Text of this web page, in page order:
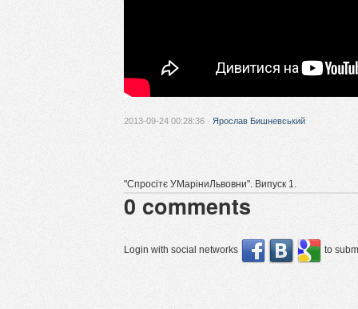
2013-09-24 00:28:36 · Ярослав Бишневський
"Спросітє УМаріниЛьвовни". Випуск 1.
0 comments
Login with social networks to